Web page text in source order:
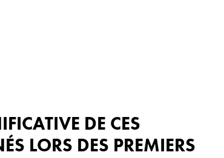
DE CES
LORS DES PREMIERS